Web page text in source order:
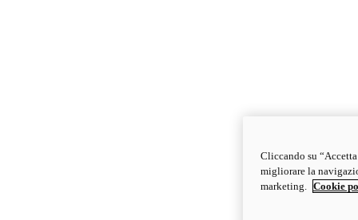
Cliccando su
migliorare la
marketing.
Cookie